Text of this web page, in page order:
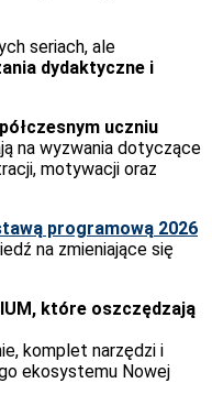
seriach, ale
dydaktyczne i
uczniu
na wyzwania dotyczące
motywacji oraz
programową 2026
na zmieniające się
które oszczędzają
komplet narzędzi i
ekosystemu Nowej